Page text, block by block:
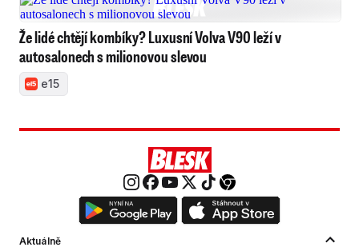
Že lidé chtějí kombíky? Luxusní Volva V90 leží v
autosalonech s milionovou slevou
e15
Aktuálně